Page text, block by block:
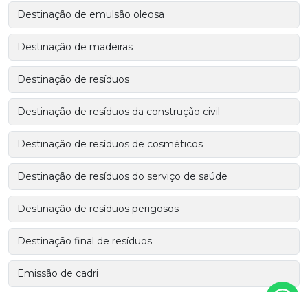
Destinação de emulsão oleosa
Destinação de madeiras
Destinação de resíduos
Destinação de resíduos da construção civil
Destinação de resíduos de cosméticos
Destinação de resíduos do serviço de saúde
Destinação de resíduos perigosos
Destinação final de resíduos
Emissão de cadri